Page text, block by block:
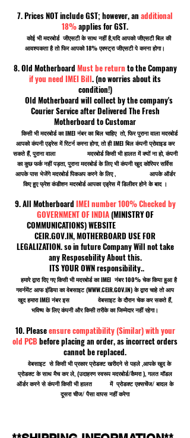
7. Prices NOT include GST; however, an additional
18%applies for GST.
कोई भी मदरबोर्ड जीएसटी के साथ नहीं है,यदि आपको जीएसटी बिल की
आवश्यकता है तो फिर आपको 18% एक्स्ट्रा जीएसटी पे करना होगा।
8. Old Motherboard Must be return to the Company
if you need IMEI Bill. (no worries about its
condition!)
Old Motherboard will collect by the company's
Courier Service after Delivered The Fresh
Motherboard to Customar
किसी भी मदरबोर्ड का IMEI नंबर का बिल चाहिए तो, फिर पुराना वाला मदरबोर्ड
आपको कंपनी एड्रेस में रिटर्न करना होगा, तो ही IMEI बिल कंपनी प्रोवाइड कर
सकते हैं, पुराना वाला मदरबोर्ड किसी भी हालत में क्यों ना हो, कंपनी
का कुछ फर्क नहीं पड़ता, पुराना मदरबोर्ड के लिए भी कंपनी खुद कोरियर सर्विस
आपके पास भेजेंगे मदरबोर्ड पिकअप करने के लिए , आपके ऑर्डर
किए हुए फ्रेश कंडीशन मदरबोर्ड आपका एड्रेस में डिलीवर होने के बाद ।
9. All Motherboard IMEI number 100% Checked by
GOVERNMENT OF INDIA(MINISTRY OF
COMMUNICATIONS) WEBSITE
CEIR.GOV.IN, MOTHERBOARD USE FOR
LEGALIZATION. so in future Company Will not take
any Resposebility About this.
ITS YOUR OWN responsibility..
हमारे द्वारा दिए गए किसी भी मदरबोर्ड का IMEI नंबर 100% चेक किया हुआ है
गवर्नमेंट आफ इंडिया का वेबसाइट (WWW.CEIR.GOV.IN) के द्वारा चाहे तो आप
खुद हमारा IMEI नंबर इस वेबसाइट के दौरान चेक कर सकते हैं,
भविष्य के लिए कंपनी और किसी तरीके का जिम्मेदार नहीं रहेगा।
10. Pleaseensure compatibility (Similar) with your
old PCBbefore placing an order, as incorrect orders
cannot be replaced.
वेबसाइट से किसी भी प्रकार प्रोडक्ट खरीदने से पहले ,आपके खुद के
प्रोडक्ट के साथ मैच कर ले, (उदाहरण स्वरूप मदरबोर्ड/कैमरा ), गलत मॉडल
ऑर्डर करने से कंपनी किसी भी हालत में प्रोडक्ट एक्सचेंज/ बादल के
दूसरा चीज/ पैसा वापस नहीं करेगा